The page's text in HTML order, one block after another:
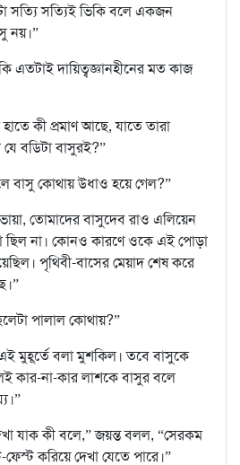
সত্যি সত্যিই ভিকি বলে একজন
নয়।”
এতটাই দায়িত্বজ্ঞানহীনের মত কাজ
কী প্রমাণ আছে, যাতে তারা
বডিটা বাসুরই?”
বাসু কোথায় উধাও হয়ে গেল?”
তোমাদের বাসুদেব রাও এলিয়েন
ছিল না। কোনও কারণে ওকে এই পোড়া
পৃথিবী-বাসের মেয়াদ শেষ করে
পালাল কোথায়?”
মুহূর্তে বলা মুশকিল। তবে বাসুকে
কার-না-কার লাশকে বাসুর বলে
যাক কী বলে,” জয়ন্ত বলল, “সেরকম
করিয়ে দেখা যেতে পারে।”